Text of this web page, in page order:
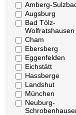
Amberg-
Augsburg
Bad Tölz-
Wolfratshausen
Cham
Ebersberg
Eggenfelden
Eichstätt
Hassberge
Landshut
München
Neuburg-